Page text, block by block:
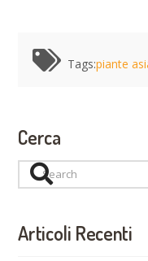
Tags:piante
Cerca
Search
Articoli Recenti